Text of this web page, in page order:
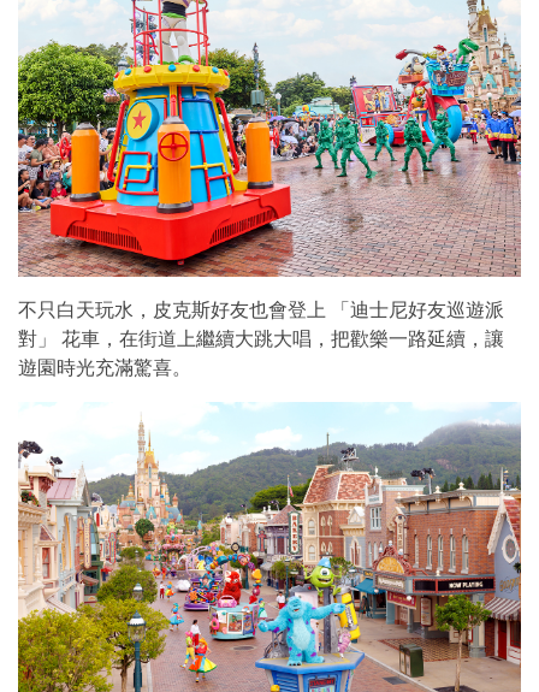
不只白天玩水，皮克斯好友也會登上 「迪士尼好友巡遊派
對」 花車，在街道上繼續大跳大唱，把歡樂一路延續，讓
遊園時光充滿驚喜。